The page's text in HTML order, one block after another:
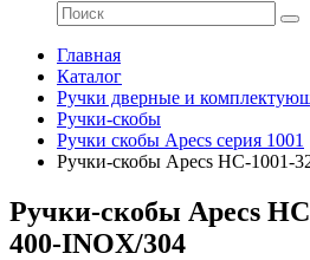
Главная
Каталог
Ручки дверные и
Ручки-скобы
Ручки скобы Apecs серия 1001
Ручки-скобы Apecs HC-1001-
Ручки-скобы Apecs
400-INOX/304